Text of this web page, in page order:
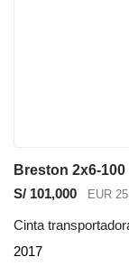
Breston 2x6-
S/ 101,000
EUR
Cinta
2017